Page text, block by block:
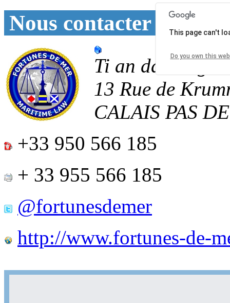
Nous contacter
Ti an
13 Rue de
CALAIS PAS
+33 950 566 185
+ 33 955 566 185
@fortunesdemer
http://www.fortunes-de-
This page can't
Do you own this